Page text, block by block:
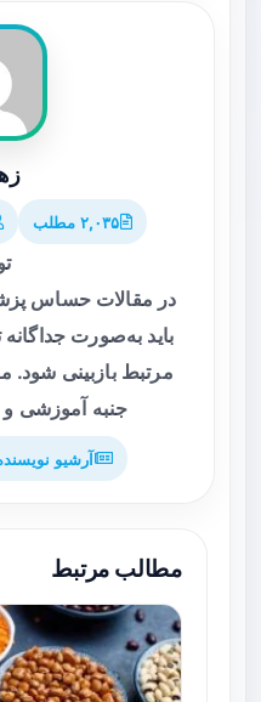
۲,۰۳۵ مطلب
در مقالات حساس
باید به‌صورت
مرتبط بازبینی شود.
جنبه آموزشی و
آرشیو
مطالب مرتبط